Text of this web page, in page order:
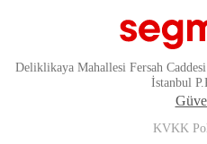
Deliklikaya Mahallesi Fersah
İstanbul
KVKK